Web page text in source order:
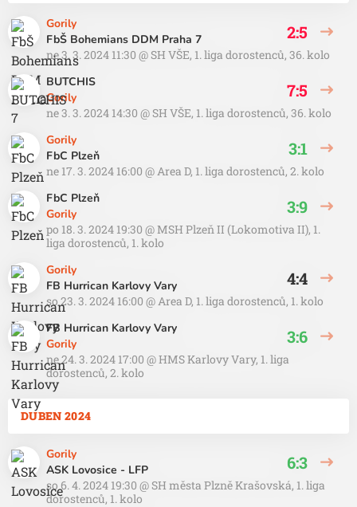
Gorily
FbŠ Bohemians DDM Praha 7
2:5
ne 3. 3. 2024 11:30 @ SH VŠE, 1. liga dorostenců, 36. kolo
BUTCHIS
Gorily
7:5
ne 3. 3. 2024 14:30 @ SH VŠE, 1. liga dorostenců, 36. kolo
Gorily
FbC Plzeň
3:1
ne 17. 3. 2024 16:00 @Area D, 1. liga dorostenců, 2. kolo
FbC Plzeň
Gorily
3:9
po 18. 3. 2024 19:30 @MSH Plzeň II (Lokomotiva II), 1.
liga dorostenců, 1. kolo
Gorily
FB Hurrican Karlovy Vary
4:4
so 23. 3. 2024 16:00 @Area D, 1. liga dorostenců, 1. kolo
FB Hurrican Karlovy Vary
Gorily
3:6
ne 24. 3. 2024 17:00 @HMS Karlovy Vary, 1. liga
dorostenců, 2. kolo
DUBEN 2024
Gorily
ASK Lovosice - LFP
6:3
so 6. 4. 2024 19:30 @ SH města Plzně Krašovská, 1. liga
dorostenců, 1. kolo